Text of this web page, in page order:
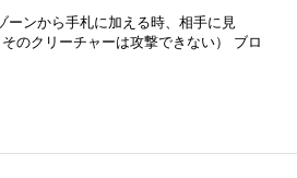
ーンから手札に加える時、相手に見
のクリーチャーは攻撃できない） ブロ